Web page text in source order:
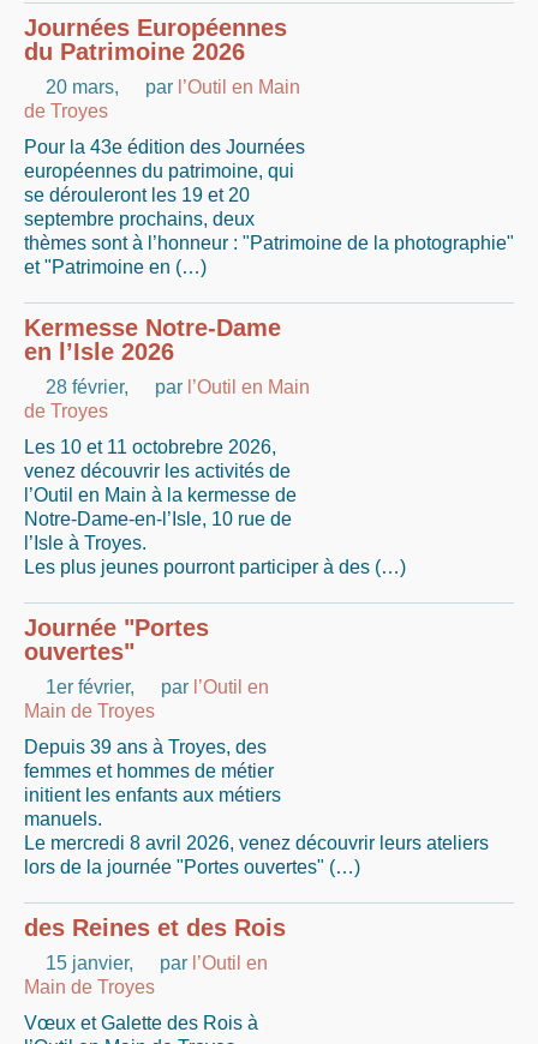
Journées Européennes
du Patrimoine 2026
20 mars, par l’Outil en Main
de Troyes
Pour la 43e édition des Journées
européennes du patrimoine, qui
se dérouleront les 19 et 20
septembre prochains, deux
thèmes sont à l’honneur : "Patrimoine de la photographie"
et "Patrimoine en (…)
Kermesse Notre-Dame
en l’Isle 2026
28 février, par l’Outil en Main
de Troyes
Les 10 et 11 octobrebre 2026,
venez découvrir les activités de
l’Outil en Main à la kermesse de
Notre-Dame-en-l’Isle, 10 rue de
l’Isle à Troyes.
Les plus jeunes pourront participer à des (…)
Journée "Portes
ouvertes"
1er février, par l’Outil en
Main de Troyes
Depuis 39 ans à Troyes, des
femmes et hommes de métier
initient les enfants aux métiers
manuels.
Le mercredi 8 avril 2026, venez découvrir leurs ateliers
lors de la journée "Portes ouvertes" (…)
des Reines et des Rois
15 janvier, par l’Outil en
Main de Troyes
Vœux et Galette des Rois à